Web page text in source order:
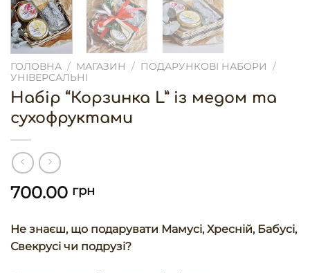
ГОЛОВНА / МАГАЗИН / ПОДАРУНКОВІ НАБОРИ
/
УНІВЕРСАЛЬНІ
Набір “Корзинка L” із медом та
сухофруктами
700.00 грн
Не знаєш, що подарувати Мамусі, Хресній, Бабусі,
Свекрусі чи подрузі?